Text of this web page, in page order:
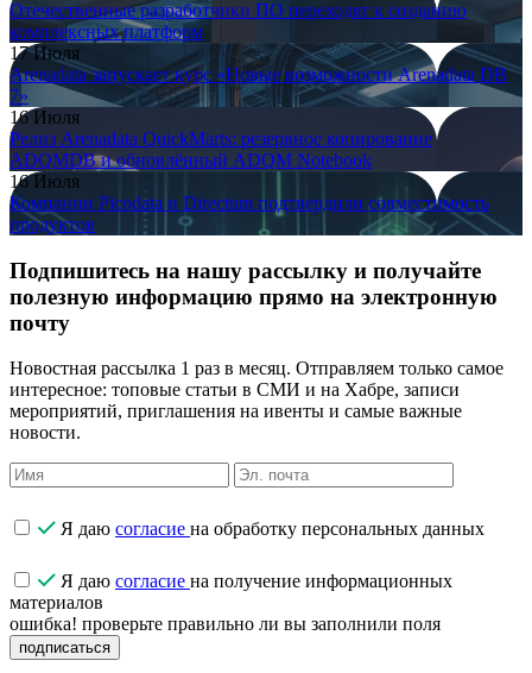
Отечественные разработчики ПО переходят к созданию
комплексных платформ
17 Июля
Arenadata запускает курс «Новые возможности Arenadata DB
7»
16 Июля
Релиз Arenadata QuickMarts: резервное копирование
ADQMDB и обновлённый ADQM Notebook
16 Июля
Компании Picodata и Directum подтвердили совместимость
продуктов
Подпишитесь на нашу рассылку и получайте
полезную информацию прямо на электронную
почту
Новостная рассылка 1 раз в месяц. Отправляем только самое
интересное: топовые статьи в СМИ и на Хабре, записи
мероприятий, приглашения на ивенты и самые важные
новости.
Я даю согласие на обработку персональных данных
Я даю согласие на получение информационных
материалов
ошибка! проверьте правильно ли вы заполнили поля
подписаться